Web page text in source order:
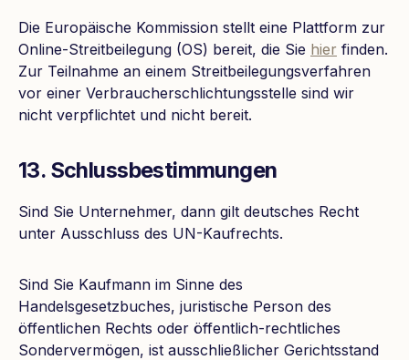
Die Europäische Kommission stellt eine Plattform zur
Online-Streitbeilegung (OS) bereit, die Sie hier finden.
Zur Teilnahme an einem Streitbeilegungsverfahren
vor einer Verbraucherschlichtungsstelle sind wir
nicht verpflichtet und nicht bereit.
13. Schlussbestimmungen
Sind Sie Unternehmer, dann gilt deutsches Recht
unter Ausschluss des UN-Kaufrechts.
Sind Sie Kaufmann im Sinne des
Handelsgesetzbuches, juristische Person des
öffentlichen Rechts oder öffentlich-rechtliches
Sondervermögen, ist ausschließlicher Gerichtsstand